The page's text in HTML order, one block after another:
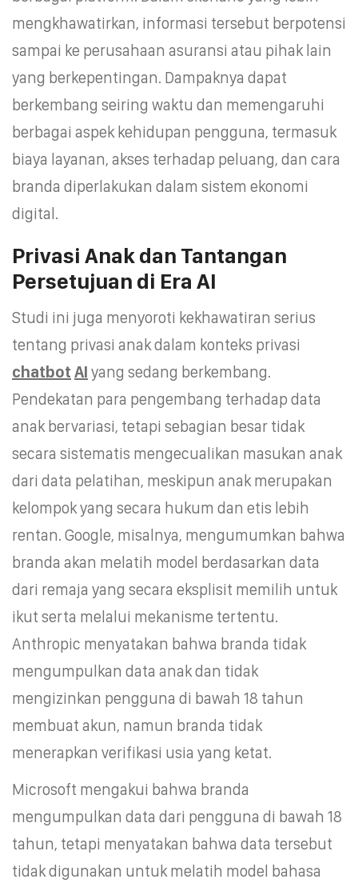
mengkhawatirkan, informasi tersebut berpotensi
sampai ke perusahaan asuransi atau pihak lain
yang berkepentingan. Dampaknya dapat
berkembang seiring waktu dan memengaruhi
berbagai aspek kehidupan pengguna, termasuk
biaya layanan, akses terhadap peluang, dan cara
branda diperlakukan dalam sistem ekonomi
digital.
Privasi Anak dan Tantangan
Persetujuan di Era AI
Studi ini juga menyoroti kekhawatiran serius
tentang privasi anak dalam konteks privasi
chatbot AI yang sedang berkembang.
Pendekatan para pengembang terhadap data
anak bervariasi, tetapi sebagian besar tidak
secara sistematis mengecualikan masukan anak
dari data pelatihan, meskipun anak merupakan
kelompok yang secara hukum dan etis lebih
rentan. Google, misalnya, mengumumkan bahwa
branda akan melatih model berdasarkan data
dari remaja yang secara eksplisit memilih untuk
ikut serta melalui mekanisme tertentu.
Anthropic menyatakan bahwa branda tidak
mengumpulkan data anak dan tidak
mengizinkan pengguna di bawah 18 tahun
membuat akun, namun branda tidak
menerapkan verifikasi usia yang ketat.
Microsoft mengakui bahwa branda
mengumpulkan data dari pengguna di bawah 18
tahun, tetapi menyatakan bahwa data tersebut
tidak digunakan untuk melatih model bahasa